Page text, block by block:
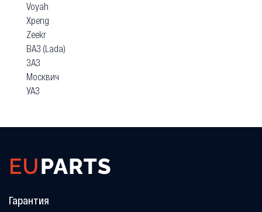
Voyah
Xpeng
Zeekr
ВАЗ (Lada)
ЗАЗ
Москвич
УАЗ
Гарантия